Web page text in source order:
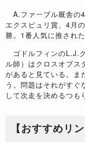
A.ファーブル厩舎の
エクスビュリ賞、4月
勝。1番人気に推され
ゴドルフィンのL.J.
ル師）はクロスオブス
があると見ている。ま
う。問題はそれがすぐ
して次走を決めるつも
【おすすめリン